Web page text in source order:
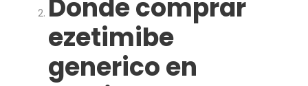
Donde comprar
ezetimibe
generico en